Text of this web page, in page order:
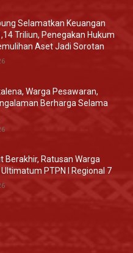
Selamatkan Keuangan
Triliun, Penegakan Hukum
Aset Jadi Sorotan
Warga Pesawaran,
Berharga Selama
Berakhir, Ratusan Warga
PTPN I Regional 7